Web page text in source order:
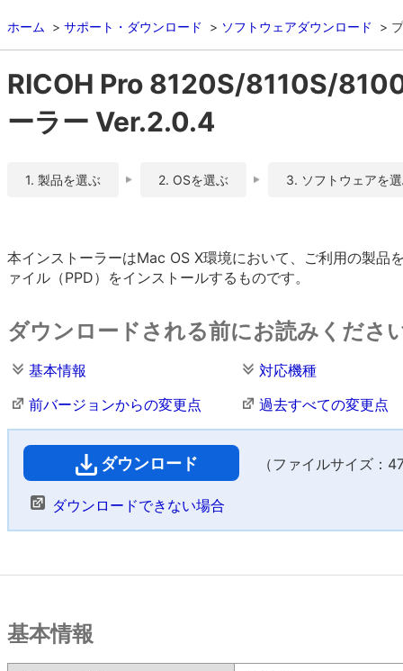
ホーム サポート・ダウンロード ソフトウェアダウンロード
RICOH Pro 8120S/8110S/
ーラー Ver.2.0.4
1. 製品を選ぶ 2. OSを選ぶ 3. ソフトウェアを
本インストーラーはMac OS X環境において、ご利用の製
ァイル（PPD）をインストールするものです。
ダウンロードされる前にお読みくださ
基本情報
対応機種
前バージョンからの変更点
過去すべての変更点
ダウンロード （ファイルサイズ：
ダウンロードできない場合
基本情報